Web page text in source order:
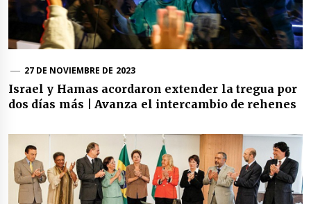
27 DE NOVIEMBRE DE 2023
Israel y Hamas acordaron extender la tregua por
dos días más | Avanza el intercambio de rehenes